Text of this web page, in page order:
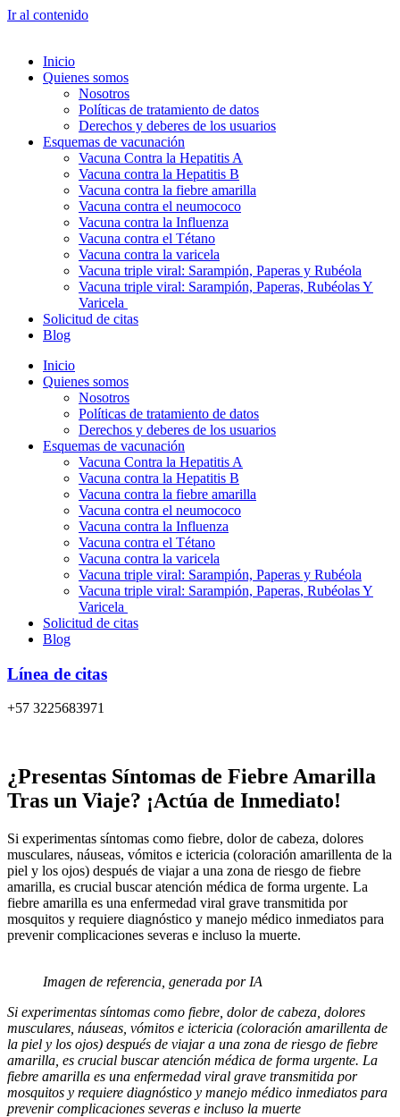
Ir al contenido
Inicio
Quienes somos
Nosotros
Políticas de tratamiento de datos
Derechos y deberes de los usuarios
Esquemas de vacunación
Vacuna Contra la Hepatitis A
Vacuna contra la Hepatitis B
Vacuna contra la fiebre amarilla
Vacuna contra el neumococo
Vacuna contra la Influenza
Vacuna contra el Tétano
Vacuna contra la varicela
Vacuna triple viral: Sarampión, Paperas y Rubéola
Vacuna triple viral: Sarampión, Paperas, Rubéolas Y
Varicela
Solicitud de citas
Blog
Inicio
Quienes somos
Nosotros
Políticas de tratamiento de datos
Derechos y deberes de los usuarios
Esquemas de vacunación
Vacuna Contra la Hepatitis A
Vacuna contra la Hepatitis B
Vacuna contra la fiebre amarilla
Vacuna contra el neumococo
Vacuna contra la Influenza
Vacuna contra el Tétano
Vacuna contra la varicela
Vacuna triple viral: Sarampión, Paperas y Rubéola
Vacuna triple viral: Sarampión, Paperas, Rubéolas Y
Varicela
Solicitud de citas
Blog
Línea de citas
+57 3225683971
¿Presentas Síntomas de Fiebre Amarilla
Tras un Viaje? ¡Actúa de Inmediato!
Si experimentas síntomas como fiebre, dolor de cabeza, dolores
musculares, náuseas, vómitos e ictericia (coloración amarillenta de la
piel y los ojos) después de viajar a una zona de riesgo de fiebre
amarilla, es crucial buscar atención médica de forma urgente. La
fiebre amarilla es una enfermedad viral grave transmitida por
mosquitos y requiere diagnóstico y manejo médico inmediatos para
prevenir complicaciones severas e incluso la muerte.
Imagen de referencia, generada por IA
Si experimentas síntomas como fiebre, dolor de cabeza, dolores
musculares, náuseas, vómitos e ictericia (coloración amarillenta de
la piel y los ojos) después de viajar a una zona de riesgo de fiebre
amarilla, es crucial buscar atención médica de forma urgente. La
fiebre amarilla es una enfermedad viral grave transmitida por
mosquitos y requiere diagnóstico y manejo médico inmediatos para
prevenir complicaciones severas e incluso la muerte